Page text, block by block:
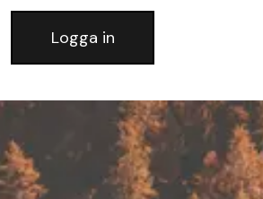
Logga in